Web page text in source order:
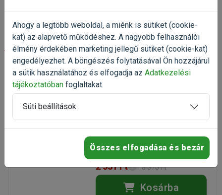
Kosárba
-25%
Tetra TetraPlant Initial Sticks
növénytáprudak 250ml
növény tápanyag
Egységár: 10 124 Ft / l
Rendelhető
2 531 Ft 3 375 Ft
Kosárba
Ahogy a legtöbb weboldal, a miénk is sütiket (cookie-
kat) az alapvető működéshez. A nagyobb felhasználói
élmény érdekében marketing jellegű sütiket (cookie-kat)
engedélyezhet. A böngészés folytatásával Ön hozzájárul
a sütik használatához és elfogadja az Adatkezelési
tájékoztatóban foglaltakat.
Süti beállítások
Összes elfogadása és bezár